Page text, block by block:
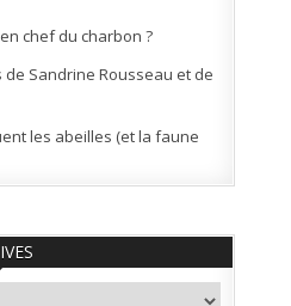
chef du charbon ?
Sandrine Rousseau et de
les abeilles (et la faune